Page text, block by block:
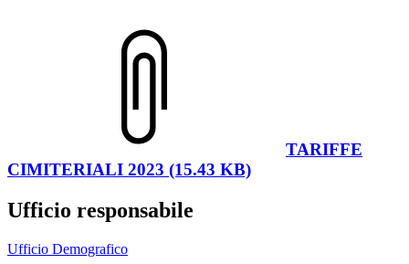
TARIFFE
CIMITERIALI 2023 (15.43 KB)
Ufficio responsabile
Ufficio Demografico